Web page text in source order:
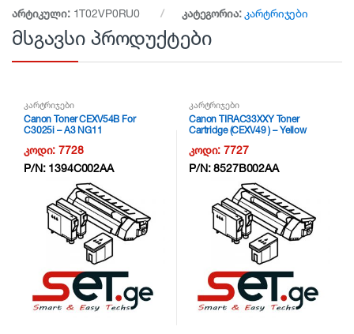
არტიკული: 1T02VP0RU0 კატეგორია: კარტრიჯები
მსგავსი პროდუქტები
კარტრიჯები
Canon Toner CEXV54B For
C3025i – A3 NG11
კოდი:7728
P/N: 1394C002AA
კარტრიჯები
Canon TIRAC33XXY Toner
Cartridge (CEXV49 ) – Yellow
კოდი:7727
P/N:8527B002AA